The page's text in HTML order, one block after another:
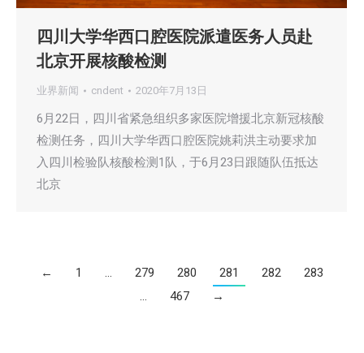
四川大学华西口腔医院派遣医务人员赴
北京开展核酸检测
业界新闻 cndent 2020年7月13日
6月22日，四川省紧急组织多家医院增援北京新冠核酸
检测任务，四川大学华西口腔医院姚莉洪主动要求加
入四川检验队核酸检测1队，于6月23日跟随队伍抵达
北京
← 1 … 279 280 281 282
283
…
467 →